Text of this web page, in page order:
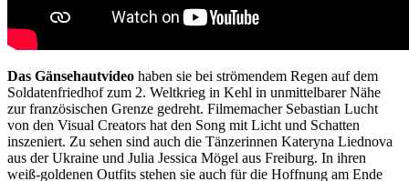
Das Gänsehautvideo haben sie bei strömendem Regen auf dem
Soldatenfriedhof zum 2. Weltkrieg in Kehl in unmittelbarer Nähe
zur französischen Grenze gedreht. Filmemacher Sebastian Lucht
von den Visual Creators hat den Song mit Licht und Schatten
inszeniert. Zu sehen sind auch die Tänzerinnen Kateryna Liednova
aus der Ukraine und Julia Jessica Mögel aus Freiburg. In ihren
weiß-goldenen Outfits stehen sie auch für die Hoffnung am Ende